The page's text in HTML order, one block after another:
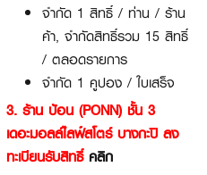
จำกัด 1 สิทธิ์ / ท่าน / ร้าน
ค้า, จำกัดสิทธิ์รวม 15 สิทธิ์
/ ตลอดรายการ
จำกัด 1 คูปอง / ใบเสร็จ
3. ร้าน ป้อน (PONN) ชั้น 3
เดอะมอลล์ไลฟ์สโตร์ บางกะปิ ลง
ทะเบียนรับสิทธิ์ คลิก